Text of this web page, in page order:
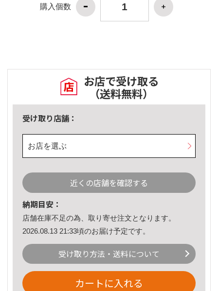
購入個数
お店で受け取る
（送料無料）
受け取り店舗：
お店を選ぶ
近くの店舗を確認する
納期目安：
店舗在庫不足の為、取り寄せ注文となります。
2026.08.13 21:33頃のお届け予定です。
受け取り方法・送料について
カートに入れる